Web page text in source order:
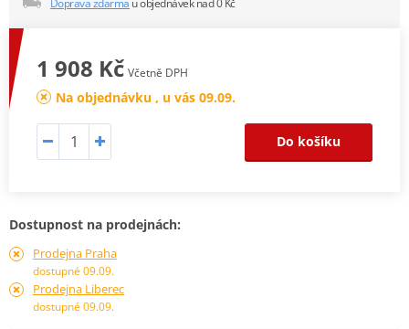
Doprava zdarma u objednávek nad 0 Kč
1 908 Kč Včetně DPH
Na objednávku , u vás 09.09.
Do košíku
Dostupnost na prodejnách:
Prodejna Praha
dostupné 09.09.
Prodejna Liberec
dostupné 09.09.